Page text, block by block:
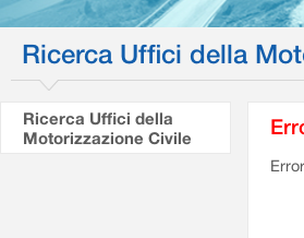
Ricerca Uffici della
Ricerca Uffici della
Motorizzazione Civile